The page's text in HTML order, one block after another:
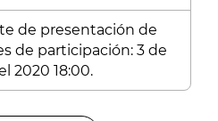
de presentación de
de participación: 3 de
2020 18:00.